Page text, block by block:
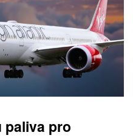
paliva pro